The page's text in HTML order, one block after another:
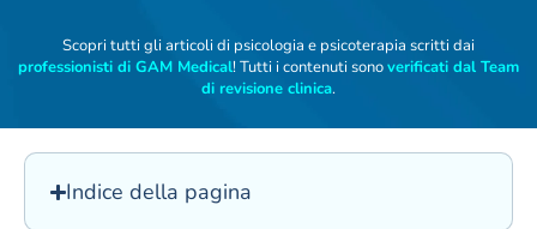
Scopri tutti gli articoli di psicologia e psicoterapia scritti dai
professionisti di GAM Medical! Tutti i contenuti sonoverificati dal Team
di revisione clinica.
Indice della pagina